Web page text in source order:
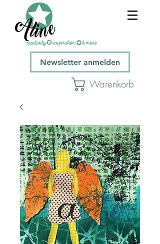
Newsletter anmelden
Warenkorb